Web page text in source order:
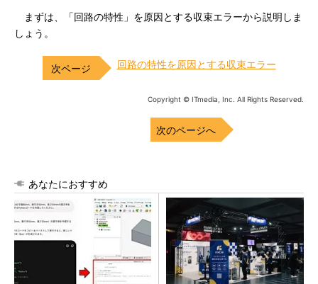
まずは、「回路の特性」を原因とする収束エラーから説明しま
しょう。
回路の特性を原因とする収束エラー
Copyright © ITmedia, Inc. All Rights Reserved.
次のページへ
あなたにおすすめ